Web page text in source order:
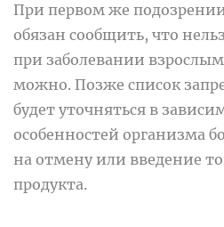
При первом же
обязан сообщить, что
при заболевании
можно. Позже список
будет уточняться в
особенностей организма
на отмену или введение
продукта.